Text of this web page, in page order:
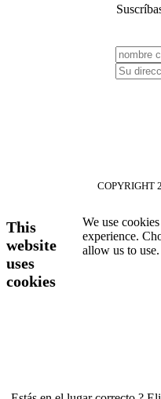
COPYRIGHT
This
website
uses
cookies
We use
experience.
allow us to use.